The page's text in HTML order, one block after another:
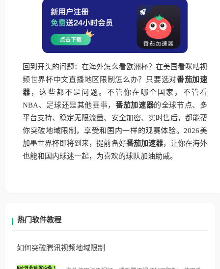
回到开头的问题：在海外怎么看欧洲杯？在美国看咪咕视
频世界杯中文直播地区限制怎么办？只要选对番茄加速
器，这些都不是问题。不管你在哪个国家，不管看
NBA、足球还是其他赛事， 番茄加速器的全球节点、多
平台支持、稳定无限流量、安全加密、实时售后，都能帮
你突破地域限制，享受和国内一样的观赛体验。2026美
加墨世界杯即将到来，提前备好番茄加速器，让你在海外
也能和国内球迷一起，为喜欢的球队加油助威。
热门软件教程
如何突破腾讯视频地域限制